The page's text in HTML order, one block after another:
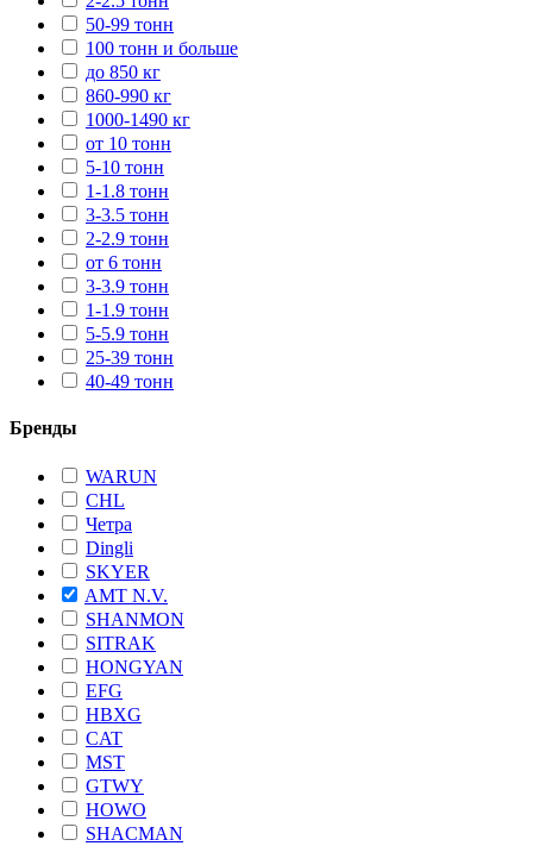
50-99 тонн
100 тонн и больше
до 850 кг
860-990 кг
1000-1490 кг
от 10 тонн
5-10 тонн
1-1.8 тонн
3-3.5 тонн
2-2.9 тонн
от 6 тонн
3-3.9 тонн
1-1.9 тонн
5-5.9 тонн
25-39 тонн
40-49 тонн
Бренды
WARUN
CHL
Четра
Dingli
SKYER
AMT N.V.
SHANMON
SITRAK
HONGYAN
EFG
HBXG
CAT
MST
GTWY
HOWO
SHACMAN